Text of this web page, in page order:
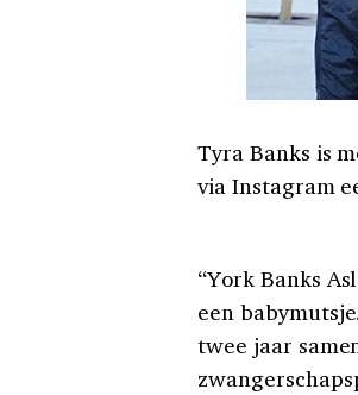
Tyra Banks is
via Instagram
“York Banks
een
twee jaar